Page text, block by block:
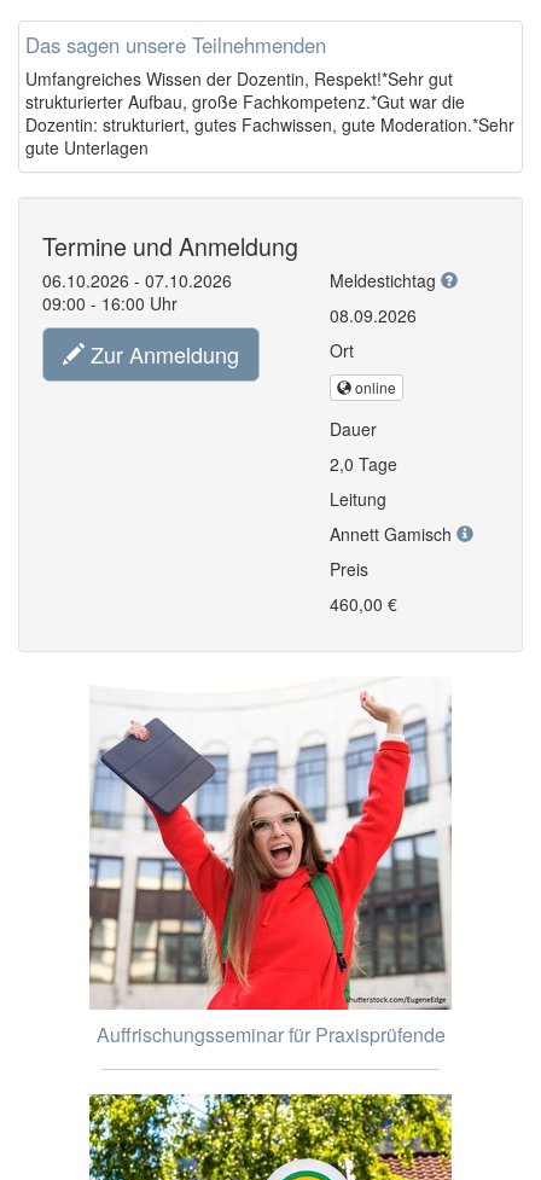
Das sagen unsere Teilnehmenden
Umfangreiches Wissen der Dozentin, Respekt!*Sehr gut
strukturierter Aufbau, große Fachkompetenz.*Gut war die
Dozentin: strukturiert, gutes Fachwissen, gute Moderation.*Sehr
gute Unterlagen
Termine und Anmeldung
06.10.2026 - 07.10.2026
09:00 - 16:00 Uhr
Zur Anmeldung
Meldestichtag
08.09.2026
Ort
online
Dauer
2,0 Tage
Leitung
Annett Gamisch
Preis
460,00 €
Auffrischungsseminar für Praxisprüfende